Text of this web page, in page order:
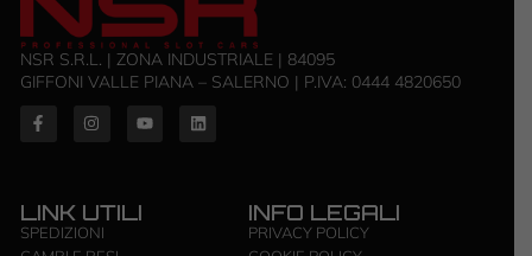
NSR S.R.L. | ZONA INDUSTRIALE | 84095
GIFFONI VALLE PIANA – SALERNO | P.IVA: ‭0444 4820650‬
LINK UTILI
SPEDIZIONI
INFO LEGALI
PRIVACY POLICY